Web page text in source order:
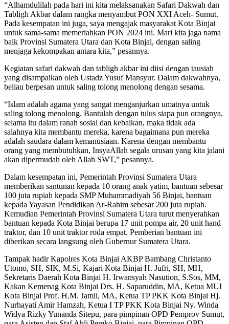
“Alhamdulilah pada hari ini kita melaksanakan Safari Dakwah dan
Tabligh Akbar dalam rangka menyambut PON XXI Aceh- Sumut.
Pada kesempatan ini juga, saya mengajak masyarakat Kota Binjai
untuk sama-sama memeriahkan PON 2024 ini. Mari kita jaga nama
baik Provinsi Sumatera Utara dan Kota Binjai, dengan saling
menjaga kekompakan antara kita,” pesannya.
Kegiatan safari dakwah dan tabligh akbar ini diisi dengan tausiah
yang disampaikan oleh Ustadz Yusuf Mansyur. Dalam dakwahnya,
beliau berpesan untuk saling tolong menolong dengan sesama.
“Islam adalah agama yang sangat menganjurkan umatnya untuk
saling tolong menolong. Bantulah dengan tulus siapa pun orangnya,
selama itu dalam ranah sosial dan kebaikan, maka tidak ada
salahnya kita membantu mereka, karena bagaimana pun mereka
adalah saudara dalam kemanusiaan. Karena dengan membantu
orang yang membutuhkan, InsyaAllah segala urusan yang kita jalani
akan dipermudah oleh Allah SWT,” pesannya.
Dalam kesempatan ini, Pemerintah Provinsi Sumatera Utara
memberikan santunan kepada 10 orang anak yatim, bantuan sebesar
100 juta rupiah kepada SMP Muhammadiyah 56 Binjai, bantuan
kepada Yayasan Pendidikan Ar-Rahim sebesar 200 juta rupiah.
Kemudian Pemerintah Provinsi Sumatera Utara turut menyerahkan
bantuan kepada Kota Binjai berupa 17 unit pompa air, 20 unit hand
traktor, dan 10 unit traktor roda empat. Pemberian bantuan ini
diberikan secara langsung oleh Gubernur Sumatera Utara.
Tampak hadir Kapolres Kota Binjai AKBP Bambang Christanto
Utomo, SH, SIK, M.Si, Kajari Kota Binjai H. Jufri, SH, MH,
Sekretaris Daerah Kota Binjai H. Irwansyah Nasution, S.Sos, MM,
Kakan Kemenag Kota Binjai Drs. H. Saparuddin, MA, Ketua MUI
Kota Binjai Prof. H.M. Jamil, MA, Ketua TP PKK Kota Binjai Hj.
Nurhayati Amir Hamzah, Ketua I TP PKK Kota Binjai Ny. Winda
Widya Rizky Yunanda Sitepu, para pimpinan OPD Pemprov Sumut,